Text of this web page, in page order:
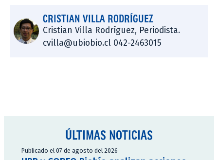
CRISTIAN VILLA RODRÍGUEZ
Cristian Villa Rodríguez, Periodista.
cvilla@ubiobio.cl 042-2463015
ÚLTIMAS NOTICIAS
Publicado el 07 de agosto del 2026